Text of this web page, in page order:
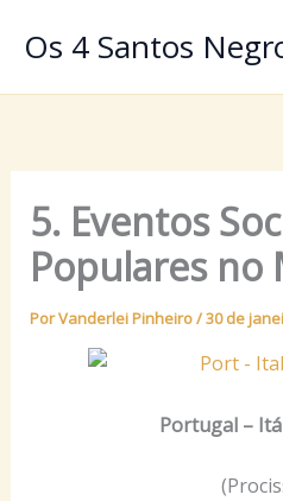
paraOs 4 Santos
5. Eventos
Populares no
PorVanderlei Pinheiro/30 de
Portugal –